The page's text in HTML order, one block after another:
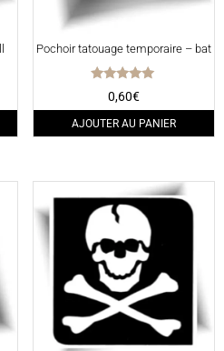
Pochoir tatouage temporaire – bat
Note
5.00
sur 5
0,60€
AJOUTER AU PANIER